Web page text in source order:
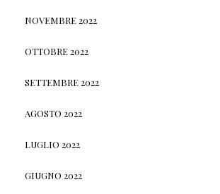
NOVEMBRE 2022
OTTOBRE 2022
SETTEMBRE 2022
AGOSTO 2022
LUGLIO 2022
GIUGNO 2022